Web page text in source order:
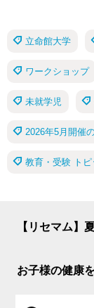
立命館大学
ワークショップ
未就学児
2026年5月開催
教育・受験 トピ
【リセマム】
お子様の健康